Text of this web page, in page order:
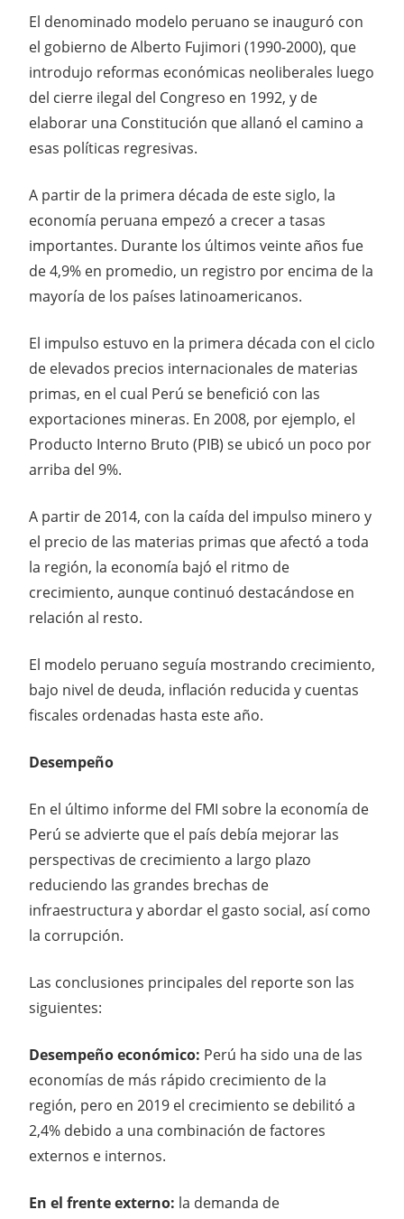
El denominado modelo peruano se inauguró con
el gobierno de Alberto Fujimori (1990-2000), que
introdujo reformas económicas neoliberales luego
del cierre ilegal del Congreso en 1992, y de
elaborar una Constitución que allanó el camino a
esas políticas regresivas.
A partir de la primera década de este siglo, la
economía peruana empezó a crecer a tasas
importantes. Durante los últimos veinte años fue
de 4,9% en promedio, un registro por encima de la
mayoría de los países latinoamericanos.
El impulso estuvo en la primera década con el ciclo
de elevados precios internacionales de materias
primas, en el cual Perú se benefició con las
exportaciones mineras. En 2008, por ejemplo, el
Producto Interno Bruto (PIB) se ubicó un poco por
arriba del 9%.
A partir de 2014, con la caída del impulso minero y
el precio de las materias primas que afectó a toda
la región, la economía bajó el ritmo de
crecimiento, aunque continuó destacándose en
relación al resto.
El modelo peruano seguía mostrando crecimiento,
bajo nivel de deuda, inflación reducida y cuentas
fiscales ordenadas hasta este año.
Desempeño
En el último informe del FMI sobre la economía de
Perú se advierte que el país debía mejorar las
perspectivas de crecimiento a largo plazo
reduciendo las grandes brechas de
infraestructura y abordar el gasto social, así como
la corrupción.
Las conclusiones principales del reporte son las
siguientes:
Desempeño económico: Perú ha sido una de las
economías de más rápido crecimiento de la
región, pero en 2019 el crecimiento se debilitó a
2,4% debido a una combinación de factores
externos e internos.
En el frente externo: la demanda de